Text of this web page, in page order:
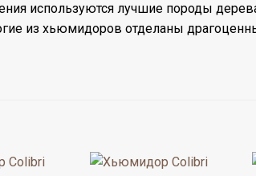
используются лучшие породы
из хьюмидоров отделаны